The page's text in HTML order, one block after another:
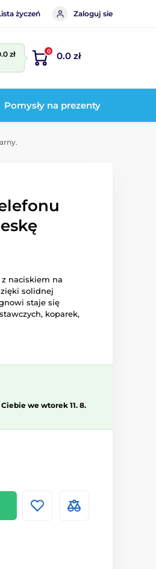
życzeń Zaloguj sie
zł
0 0.0 zł
Pomysły na prezenty
z naciskiem na
solidnej
staje się
koparek,
Ciebie we wtorek 11. 8.